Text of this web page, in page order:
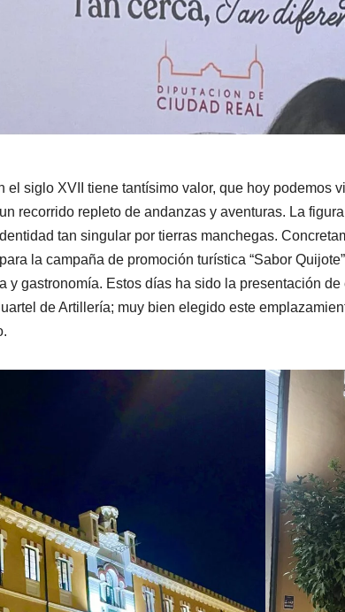
el siglo XVII tiene tantísimo valor, que hoy podemos
recorrido repleto de andanzas y aventuras. La
tan singular por tierras manchegas.
la campaña de promoción turística “Sabor
y gastronomía. Estos días ha sido la presentación
de Artillería; muy bien elegido este